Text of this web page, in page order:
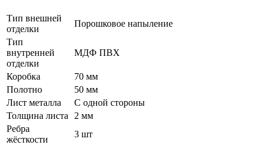
Тип внешней
отделки
Порошковое напыление
Тип
внутренней
отделки
МДФ ПВХ
Коробка
70 мм
Полотно
50 мм
Лист металла
С одной стороны
Толщина листа 2 мм
Ребра
жёсткости
3 шт